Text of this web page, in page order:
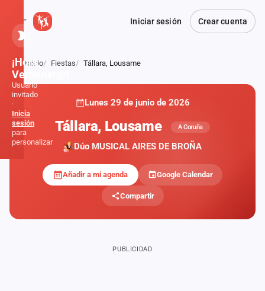
Iniciar sesión Crear cuenta
Atrás
Inicio Fiestas Tállara, Lousame
Lunes 29 de junio de 2026
Tállara, Lousame A Coruña
Dúo MUSICAL AIRES DE BROÑA
Añadir a mi agenda Google Calendar
Compartir
PUBLICIDAD
¡Hola,
Verbener@!
Usuario
invitado
·
Inicia
sesión
para
personalizar